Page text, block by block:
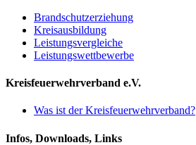
Brandschutzerziehung
Kreisausbildung
Leistungsvergleiche
Leistungswettbewerbe
Kreisfeuerwehrverband e.V.
Was ist der Kreisfeuerwehrverband?
Infos, Downloads, Links